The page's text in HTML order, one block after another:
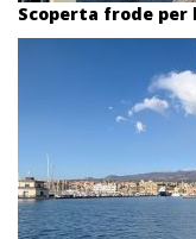
Scoperta frode per